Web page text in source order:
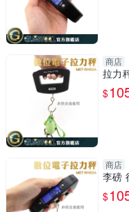
商店
拉力
採收
$
商店
李磅
H50A
$